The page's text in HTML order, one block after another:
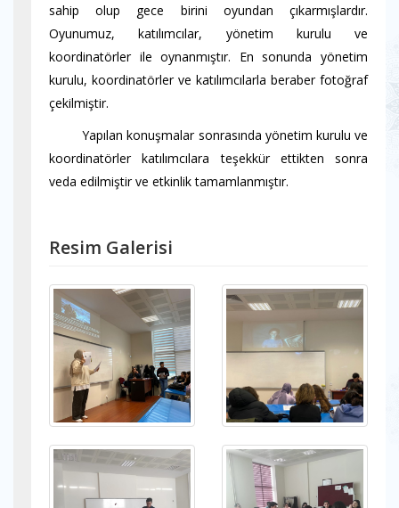
sahip olup gece birini oyundan çıkarmışlardır.
Oyunumuz, katılımcılar, yönetim kurulu ve
koordinatörler ile oynanmıştır. En sonunda yönetim
kurulu, koordinatörler ve katılımcılarla beraber fotoğraf
çekilmiştir.
Yapılan konuşmalar sonrasında yönetim kurulu ve
koordinatörler katılımcılara teşekkür ettikten sonra
veda edilmiştir ve etkinlik tamamlanmıştır.
Resim Galerisi